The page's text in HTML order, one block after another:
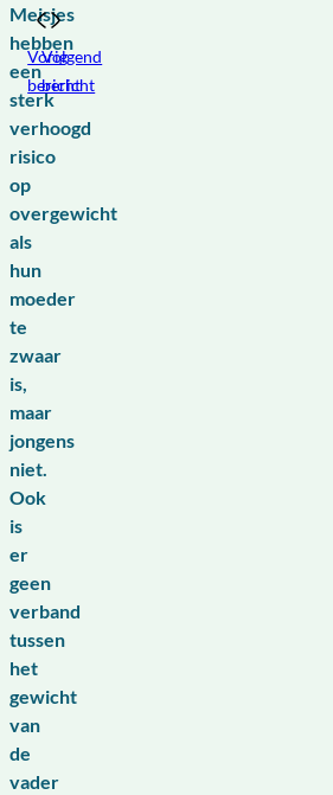
Meisjes
hebben
een
sterk
verhoogd
risico
op
overgewicht
als
hun
moeder
te
zwaar
is,
maar
jongens
niet.
Ook
is
er
geen
verband
tussen
het
gewicht
van
de
vader
Vorig
bericht
Volgend
bericht